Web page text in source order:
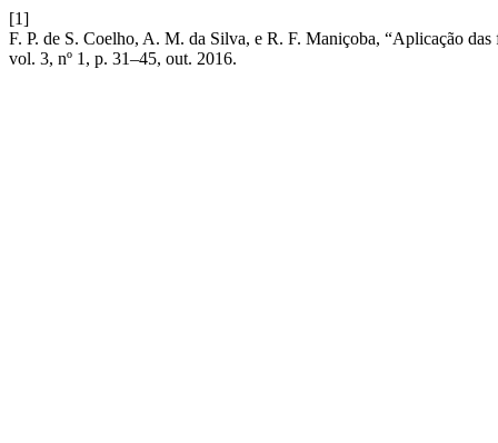
[1]
F. P. de S. Coelho, A. M. da Silva, e R. F. Maniçoba, “Aplicação
vol. 3, nº 1, p. 31–45, out. 2016.